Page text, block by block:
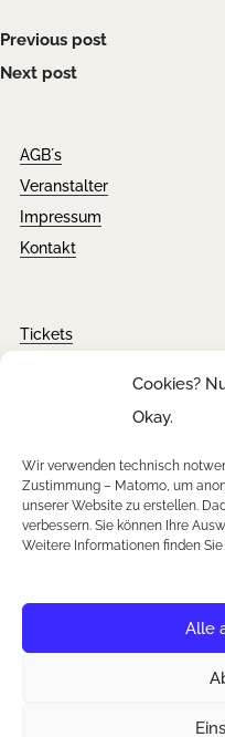
Cookies?
Okay.
Wir verwenden technisch
Zustimmung – Matomo, um
unserer Website zu erstellen.
verbessern. Sie können Ihre
Weitere Informationen finden
Alle
Previous post
Next post
AGB´s
Veranstalter
Impressum
Kontakt
Tickets
Newsletter